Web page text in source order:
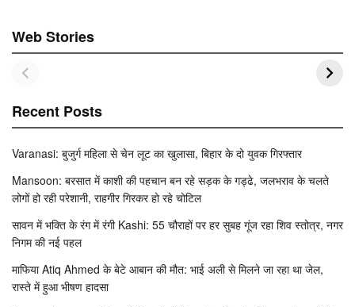
Web Stories
Recent Posts
Varanasi: बुजुर्ग महिला से चेन लूट का खुलासा, बिहार के दो युवक गिरफ्तार
Mansoon: बरसात में काशी की पहचान बन रहे सड़क के गड्ढे, जलभराव के चलते
लोगों हो रही परेशानी, राहगीर गिरकर हो रहे चोटिल
सावन में भक्ति के रंग में रंगी Kashi: 55 चौराहों पर हर सुबह गूंज रहा शिव स्तोत्र, नगर
निगम की नई पहल
माफिया Atiq Ahmed के बेटे आबान की मौत: भाई अली से मिलने जा रहा था जेल,
रास्ते में हुआ भीषण हादसा